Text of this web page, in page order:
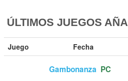
ÚLTIMOS JUEGOS
Juego Fecha
Gambonanza PC